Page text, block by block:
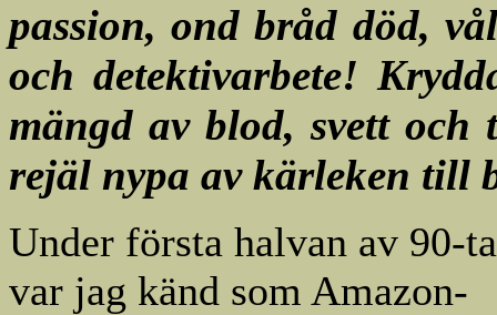
passion, ond bråd död,
och detektivarbete!
mängd av blod, svett
rejäl nypa av kärleken till
Under första halvan av 90-
var jag känd som Amazon-